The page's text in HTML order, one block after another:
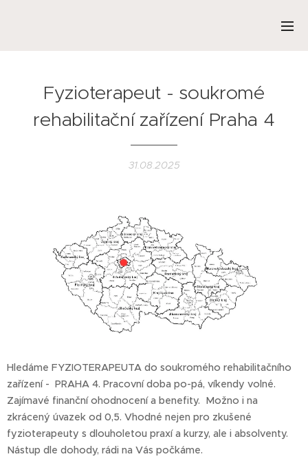
Fyzioterapeut - soukromé
rehabilitační zařízení Praha 4
31.08.2025
Hledáme FYZIOTERAPEUTA do soukromého rehabilitačního
zařízení - PRAHA 4. Pracovní doba po-pá, víkendy volné.
Zajímavé finanční ohodnocení a benefity. Možno i na
zkrácený úvazek od 0,5. Vhodné nejen pro zkušené
fyzioterapeuty s dlouholetou praxí a kurzy, ale i absolventy.
Nástup dle dohody, rádi na Vás počkáme.